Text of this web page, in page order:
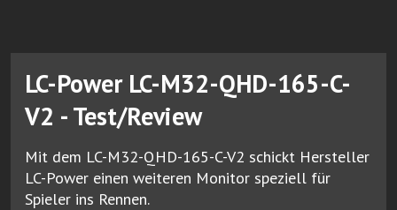
LC-Power LC-M32-QHD-165-C-
V2 - Test/Review
Mit dem LC-M32-QHD-165-C-V2 schickt Hersteller
LC-Power einen weiteren Monitor speziell für
Spieler ins Rennen.